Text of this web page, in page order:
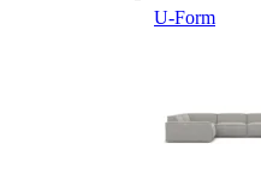
U-Form